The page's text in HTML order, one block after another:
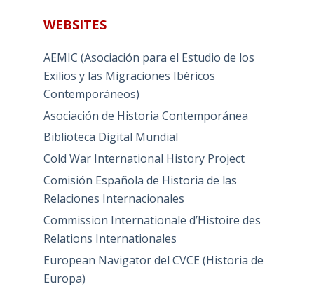
WEBSITES
AEMIC (Asociación para el Estudio de los
Exilios y las Migraciones Ibéricos
Contemporáneos)
Asociación de Historia Contemporánea
Biblioteca Digital Mundial
Cold War International History Project
Comisión Española de Historia de las
Relaciones Internacionales
Commission Internationale d’Histoire des
Relations Internationales
European Navigator del CVCE (Historia de
Europa)